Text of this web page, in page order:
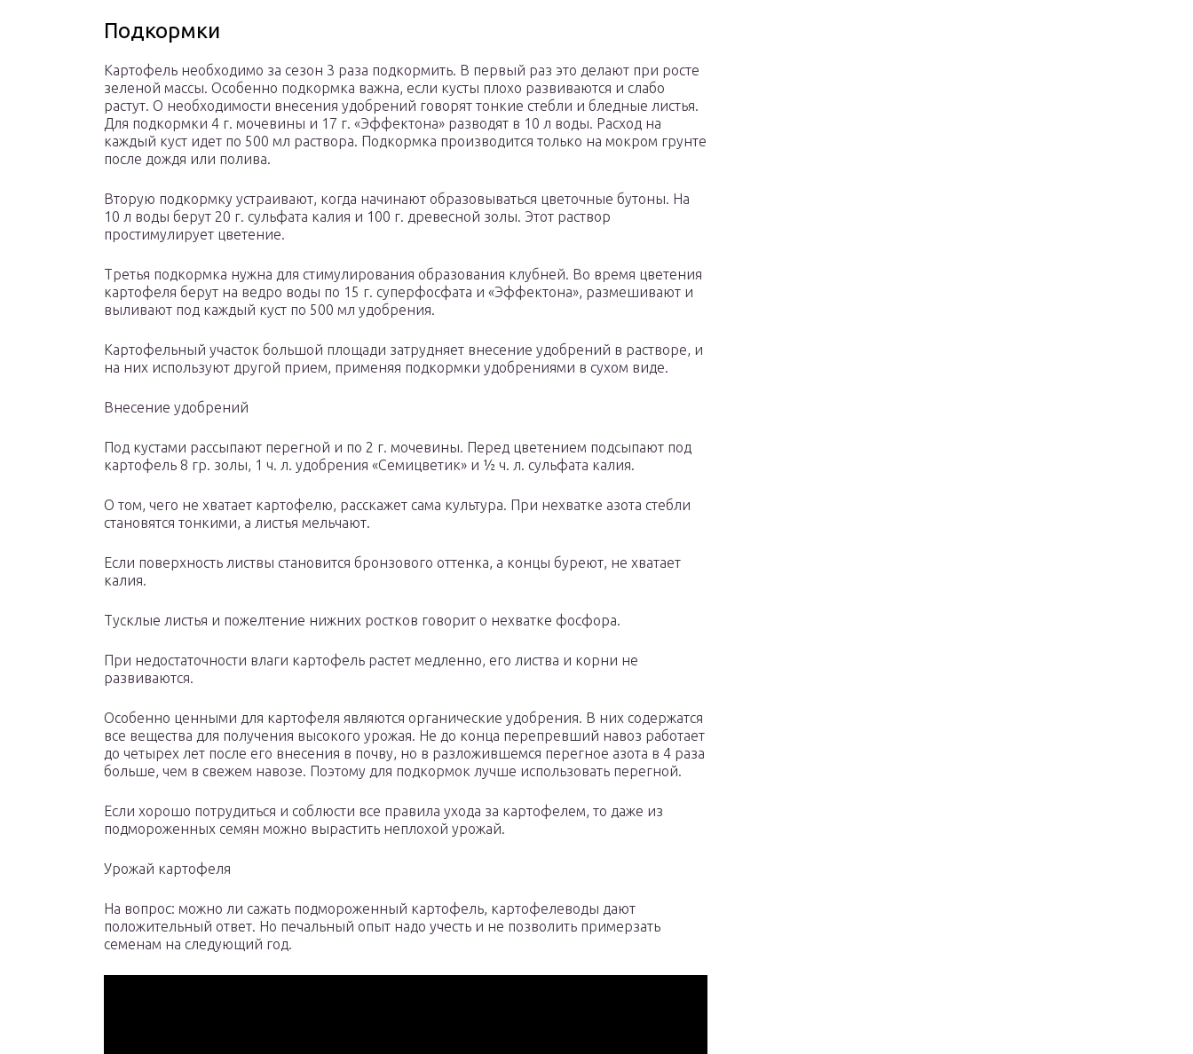
Подкормки
Картофель необходимо за сезон 3 раза подкормить. В первый раз это делают при росте
зеленой массы. Особенно подкормка важна, если кусты плохо развиваются и слабо
растут. О необходимости внесения удобрений говорят тонкие стебли и бледные листья.
Для подкормки 4 г. мочевины и 17 г. «Эффектона» разводят в 10 л воды. Расход на
каждый куст идет по 500 мл раствора. Подкормка производится только на мокром грунте
после дождя или полива.
Вторую подкормку устраивают, когда начинают образовываться цветочные бутоны. На
10 л воды берут 20 г. сульфата калия и 100 г. древесной золы. Этот раствор
простимулирует цветение.
Третья подкормка нужна для стимулирования образования клубней. Во время цветения
картофеля берут на ведро воды по 15 г. суперфосфата и «Эффектона», размешивают и
выливают под каждый куст по 500 мл удобрения.
Картофельный участок большой площади затрудняет внесение удобрений в растворе, и
на них используют другой прием, применяя подкормки удобрениями в сухом виде.
Внесение удобрений
Под кустами рассыпают перегной и по 2 г. мочевины. Перед цветением подсыпают под
картофель 8 гр. золы, 1 ч. л. удобрения «Семицветик» и ½ ч. л. сульфата калия.
О том, чего не хватает картофелю, расскажет сама культура. При нехватке азота стебли
становятся тонкими, а листья мельчают.
Если поверхность листвы становится бронзового оттенка, а концы буреют, не хватает
калия.
Тусклые листья и пожелтение нижних ростков говорит о нехватке фосфора.
При недостаточности влаги картофель растет медленно, его листва и корни не
развиваются.
Особенно ценными для картофеля являются органические удобрения. В них содержатся
все вещества для получения высокого урожая. Не до конца перепревший навоз работает
до четырех лет после его внесения в почву, но в разложившемся перегное азота в 4 раза
больше, чем в свежем навозе. Поэтому для подкормок лучше использовать перегной.
Если хорошо потрудиться и соблюсти все правила ухода за картофелем, то даже из
подмороженных семян можно вырастить неплохой урожай.
Урожай картофеля
На вопрос: можно ли сажать подмороженный картофель, картофелеводы дают
положительный ответ. Но печальный опыт надо учесть и не позволить примерзать
семенам на следующий год.